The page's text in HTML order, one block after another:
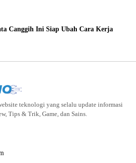
Canggih Ini Siap Ubah Cara Kerja
teknologi yang selalu update informasi
Tips & Trik, Game, dan Sains.